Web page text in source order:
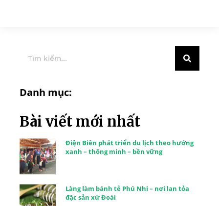
Danh mục:
Bài viết mới nhất
Điện Biên phát triển du lịch theo hướng
xanh – thông minh – bền vững
Làng làm bánh tẻ Phú Nhi – nơi lan tỏa
đặc sản xứ Đoài